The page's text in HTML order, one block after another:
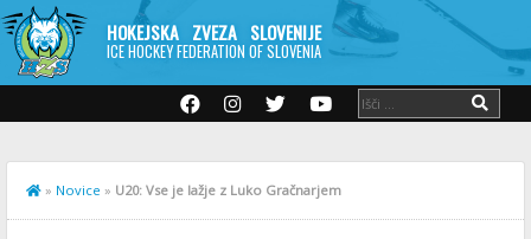
HOKEJSKA ZVEZA SLOVENIJE
ICE HOCKEY FEDERATION OF SLOVENIA
» Novice » U20: Vse je lažje z Luko Gračnarjem